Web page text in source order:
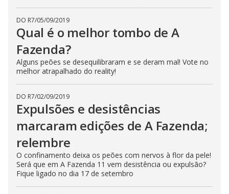
DO R7/05/09/2019
Qual é o melhor tombo de A
Fazenda?
Alguns peões se desequilibraram e se deram mal! Vote no
melhor atrapalhado do reality!
DO R7/02/09/2019
Expulsões e desistências
marcaram edições de A Fazenda;
relembre
O confinamento deixa os peões com nervos à flor da pele!
Será que em A Fazenda 11 vem desistência ou expulsão?
Fique ligado no dia 17 de setembro